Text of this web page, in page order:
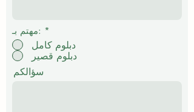
مهتم بـ: *
دبلوم كامل
دبلوم قصير
سؤالكم